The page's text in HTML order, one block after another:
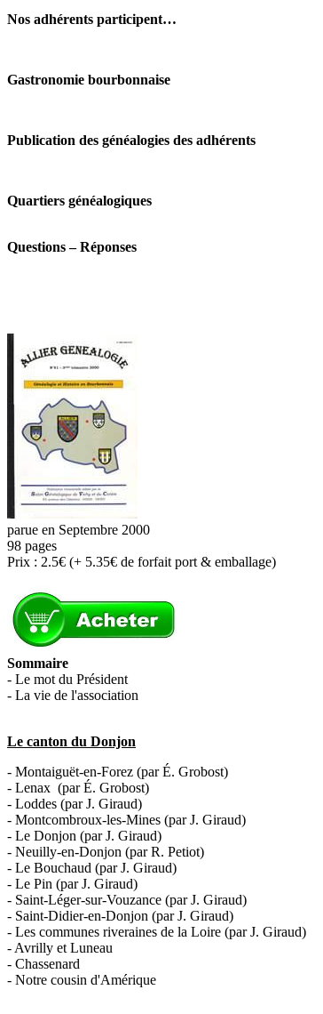
Nos adhérents participent…
Gastronomie bourbonnaise
Publication des généalogies des adhérents
Quartiers généalogiques
Questions – Réponses
parue en Septembre 2000
98 pages
Prix : 2.5€ (+ 5.35€ de forfait port & emballage)
Sommaire
- Le mot du Président
- La vie de l'association
Le canton du Donjon
- Montaiguët-en-Forez (par É. Grobost)
- Lenax (par É. Grobost)
- Loddes (par J. Giraud)
- Montcombroux-les-Mines (par J. Giraud)
- Le Donjon (par J. Giraud)
- Neuilly-en-Donjon (par R. Petiot)
- Le Bouchaud (par J. Giraud)
- Le Pin (par J. Giraud)
- Saint-Léger-sur-Vouzance (par J. Giraud)
- Saint-Didier-en-Donjon (par J. Giraud)
- Les communes riveraines de la Loire (par J. Giraud)
- Avrilly et Luneau
- Chassenard
- Notre cousin d'Amérique